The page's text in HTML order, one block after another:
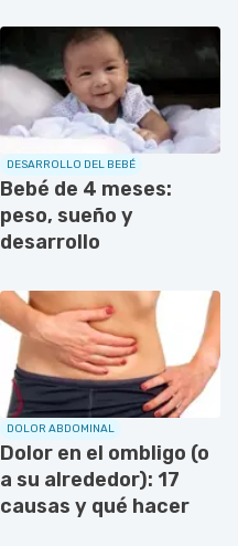
DESARROLLO DEL BEBÉ
Bebé de 4 meses:
peso, sueño y
desarrollo
DOLOR ABDOMINAL
Dolor en el ombligo (o
a su alrededor): 17
causas y qué hacer